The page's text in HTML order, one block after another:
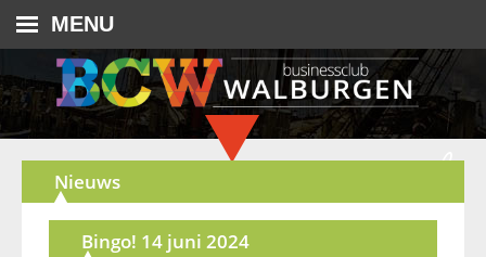
MENU
Nieuws
Bingo! 14 juni 2024